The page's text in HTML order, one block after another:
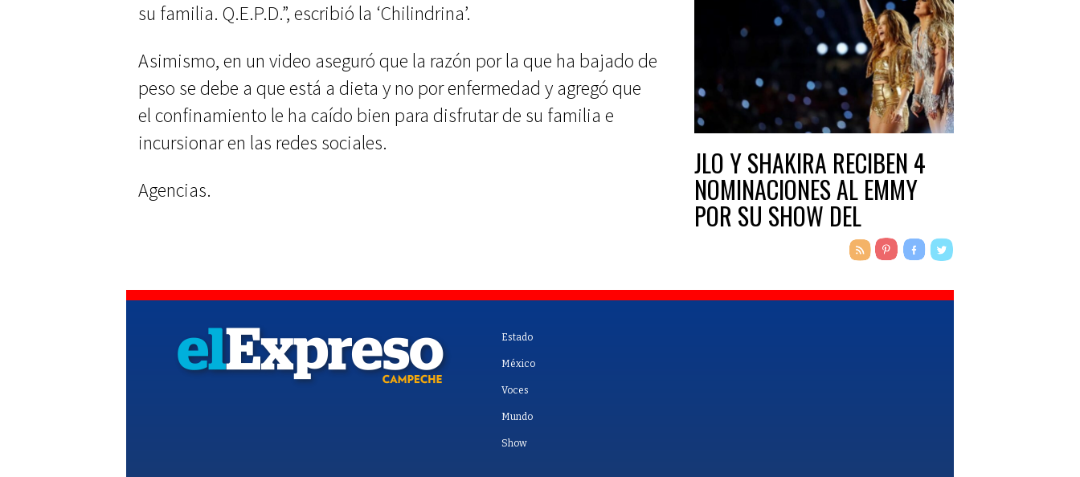
su familia. Q.E.P.D.”, escribió la ‘Chilindrina’.
Asimismo, en un video aseguró que la razón por la que ha bajado de
peso se debe a que está a dieta y no por enfermedad y agregó que
el confinamiento le ha caído bien para disfrutar de su familia e
incursionar en las redes sociales.
Agencias.
JLO Y SHAKIRA RECIBEN 4
NOMINACIONES AL EMMY
POR SU SHOW DEL
Estado
México
Voces
Mundo
Show